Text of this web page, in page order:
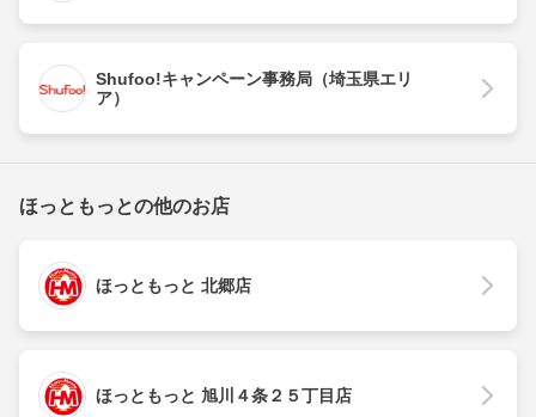
Shufoo!キャンペーン事務局（埼玉県エリ
ア）
ほっともっとの他のお店
ほっともっと 北郷店
ほっともっと 旭川４条２５丁目店